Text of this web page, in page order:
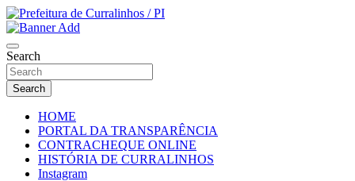
Skip
to
content
Prefeitura de Curralinhos / PI
Search
Search
HOME
PORTAL DA TRANSPARÊNCIA
CONTRACHEQUE ONLINE
HISTÓRIA DE CURRALINHOS
Instagram